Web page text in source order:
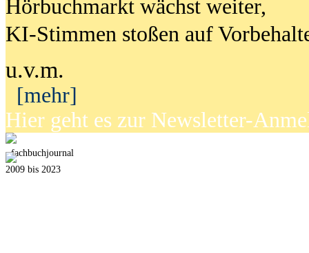
Hörbuchmarkt wächst weiter,
KI-Stimmen stoßen auf
u.v.m.
[mehr]
Hier geht es zur Newsletter-
fachbuchjournal
2009 bis 2023